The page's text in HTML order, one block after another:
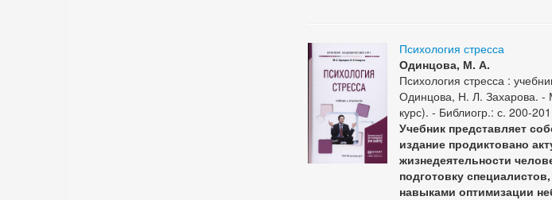
Психология стресса
Одинцова, М. А.
Психология стресса :
Одинцова, Н. Л. Захарова. -
курс). - Библиогр.: с. 200-
Учебник представляет
издание продиктовано
жизнедеятельности
подготовку
навыками оптимизации